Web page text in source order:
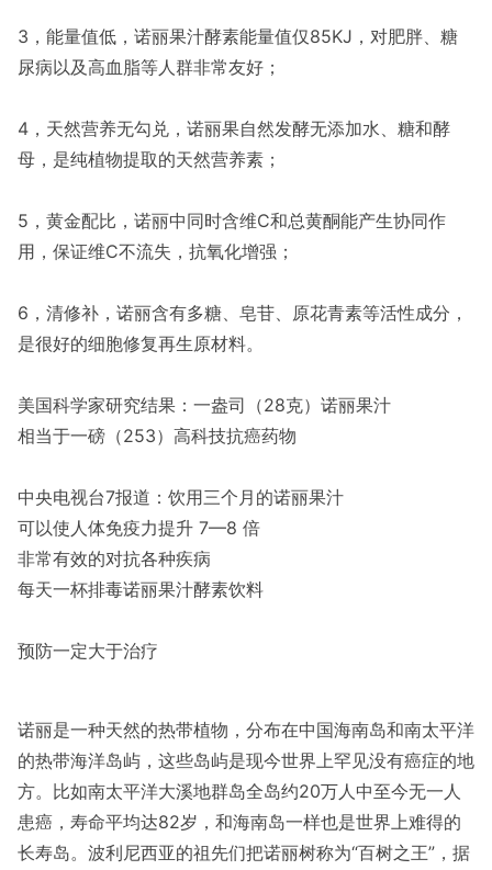
3，能量值低，诺丽果汁酵素能量值仅85KJ，对肥胖、糖
尿病以及高血脂等人群非常友好；
4，天然营养无勾兑，诺丽果自然发酵无添加水、糖和酵
母，是纯植物提取的天然营养素；
5，黄金配比，诺丽中同时含维C和总黄酮能产生协同作
用，保证维C不流失，抗氧化增强；
6，清修补，诺丽含有多糖、皂苷、原花青素等活性成分，
是很好的细胞修复再生原材料。
美国科学家研究结果：一盎司（28克）诺丽果汁
相当于一磅（253）高科技抗癌药物
中央电视台7报道：饮用三个月的诺丽果汁
可以使人体免疫力提升 7—8 倍
非常有效的对抗各种疾病
每天一杯排毒诺丽果汁酵素饮料
预防一定大于治疗
诺丽是一种天然的热带植物，分布在中国海南岛和南太平洋
的热带海洋岛屿，这些岛屿是现今世界上罕见没有癌症的地
方。比如南太平洋大溪地群岛全岛约20万人中至今无一人
患癌，寿命平均达82岁，和海南岛一样也是世界上难得的
长寿岛。波利尼西亚的祖先们把诺丽树称为“百树之王”，据